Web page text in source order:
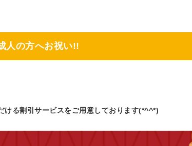
人の方へお祝い!!
ける割引サービスをご用意しております(*^^*)